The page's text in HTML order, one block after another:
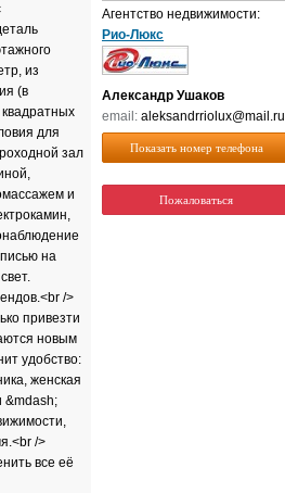
из
(в
для
зал
и
на
/>
привезти
новым
удобство:
женская
&mdash;
/>
все её
Агентство недвижимости:
Рио-Люкс
Александр Ушаков
email: aleksandrriolux@mail.ru
Показать номер телефона
Пожаловаться